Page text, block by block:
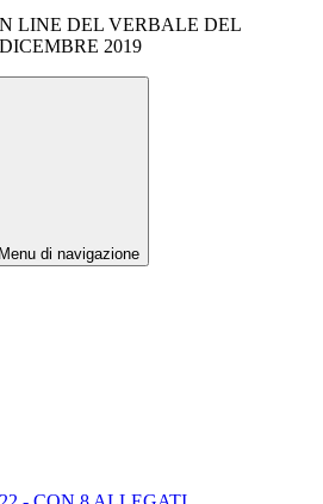
LINE DEL VERBALE DEL
2019
Menu di navigazione